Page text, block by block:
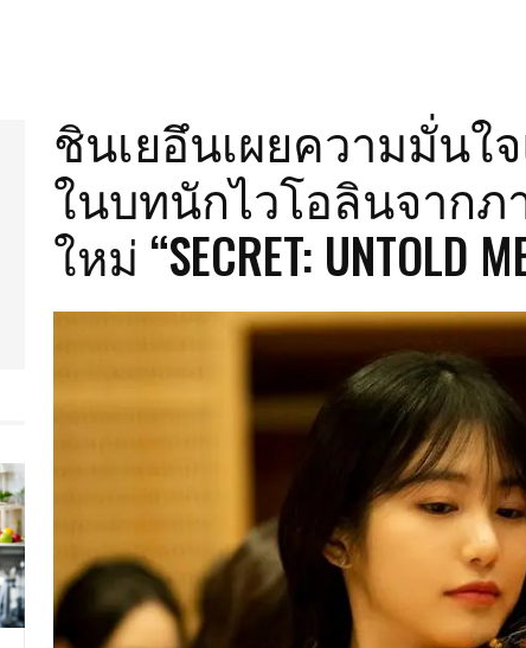
ชินเยอึนเผยความมั่นใ
ในบทนักไวโอลินจากภ
ใหม่ “SECRET: UNTOLD